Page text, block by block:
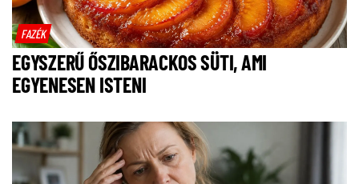
FAZÉK
EGYSZERŰ ŐSZIBARACKOS SÜTI, AMI
EGYENESEN ISTENI